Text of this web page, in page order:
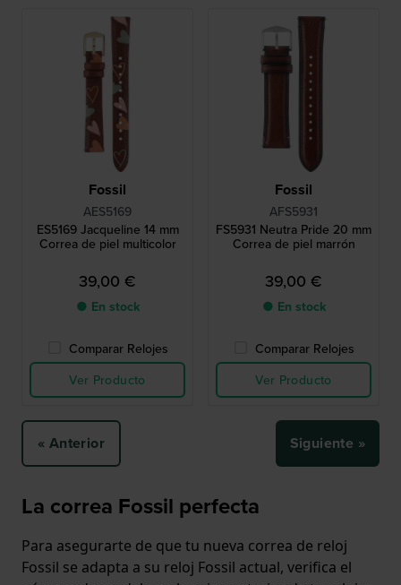
Fossil
AES5169
ES5169 Jacqueline 14 mm
Correa de piel multicolor
39,00 €
● En stock
Comparar Relojes
Ver Producto
Fossil
AFS5931
FS5931 Neutra Pride 20 mm
Correa de piel marrón
39,00 €
● En stock
Comparar Relojes
Ver Producto
« Anterior Siguiente »
La correa Fossil perfecta
Para asegurarte de que tu nueva correa de reloj
Fossil se adapta a su reloj Fossil actual, verifica el